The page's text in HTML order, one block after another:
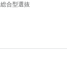
総合型選抜